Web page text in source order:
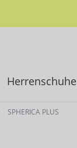
Herrenschuhe
SPHERICA PLUS